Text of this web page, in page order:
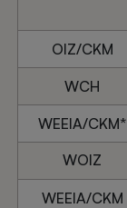
OIZ/CKM
WCH
WEEIA/CKM*
WOIZ
WEEIA/CKM